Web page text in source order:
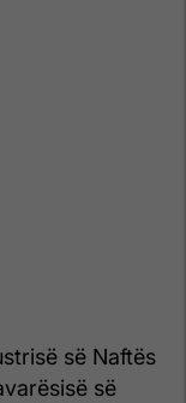
së Naftës
së